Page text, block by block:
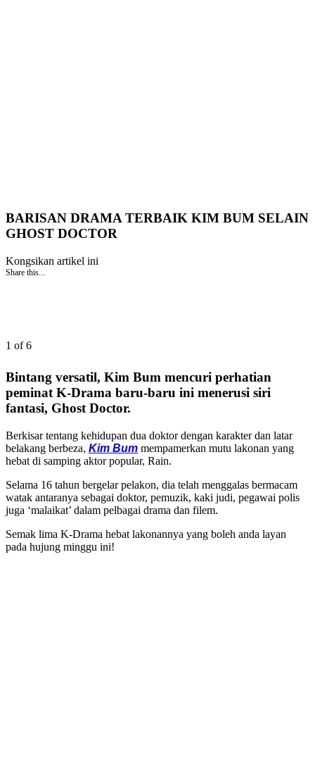
BARISAN DRAMA TERBAIK KIM BUM SELAIN
GHOST DOCTOR
Kongsikan artikel ini
Share this...
1 of 6
Bintang versatil, Kim Bum mencuri perhatian
peminat K-Drama baru-baru ini menerusi siri
fantasi, Ghost Doctor.
Berkisar tentang kehidupan dua doktor dengan karakter dan latar
belakang berbeza, Kim Bum mempamerkan mutu lakonan yang
hebat di samping aktor popular, Rain.
Selama 16 tahun bergelar pelakon, dia telah menggalas bermacam
watak antaranya sebagai doktor, pemuzik, kaki judi, pegawai polis
juga ‘malaikat’ dalam pelbagai drama dan filem.
Semak lima K-Drama hebat lakonannya yang boleh anda layan
pada hujung minggu ini!